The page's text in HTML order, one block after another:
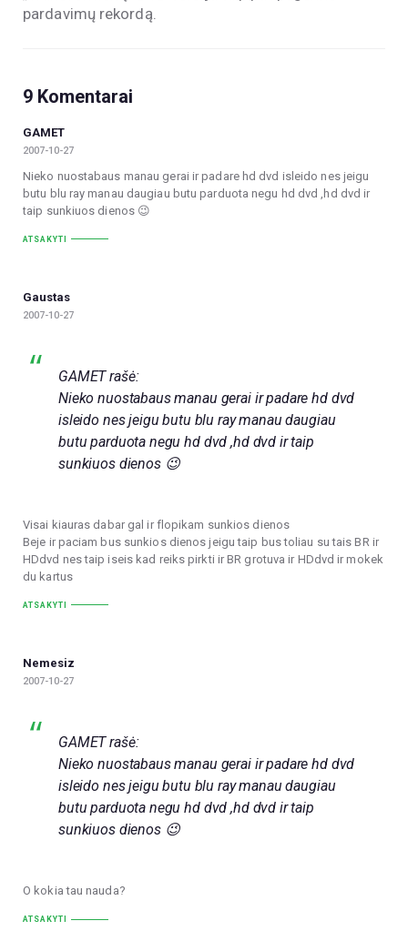
pardavimų rekordą.
9 Komentarai
GAMET
2007-10-27
Nieko nuostabaus manau gerai ir padare hd dvd isleido nes jeigu
butu blu ray manau daugiau butu parduota negu hd dvd ,hd dvd ir
taip sunkiuos dienos 😉
ATSAKYTI
Gaustas
2007-10-27
GAMET rašė:
Nieko nuostabaus manau gerai ir padare hd dvd
isleido nes jeigu butu blu ray manau daugiau
butu parduota negu hd dvd ,hd dvd ir taip
sunkiuos dienos 😉
Visai kiauras dabar gal ir flopikam sunkios dienos
Beje ir paciam bus sunkios dienos jeigu taip bus toliau su tais BR ir
HDdvd nes taip iseis kad reiks pirkti ir BR grotuva ir HDdvd ir mokek
du kartus
ATSAKYTI
Nemesiz
2007-10-27
GAMET rašė:
Nieko nuostabaus manau gerai ir padare hd dvd
isleido nes jeigu butu blu ray manau daugiau
butu parduota negu hd dvd ,hd dvd ir taip
sunkiuos dienos 😉
O kokia tau nauda?
ATSAKYTI